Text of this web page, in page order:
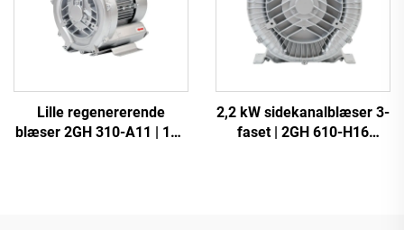
Lille regenererende
blæser 2GH 310-A11 | 110
2,2 kW sidekanalblæser 3-
faset | 2GH 610-H16